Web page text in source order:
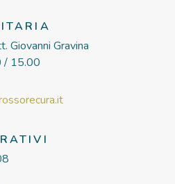
Giovanni Gravina
/ 15.00